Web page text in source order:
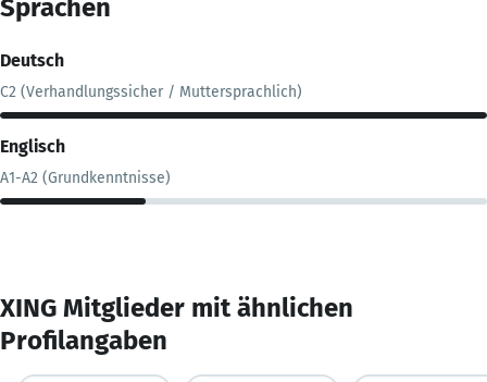
Sprachen
Deutsch
C2 (Verhandlungssicher / Muttersprachlich)
Englisch
A1-A2 (Grundkenntnisse)
XING Mitglieder mit ähnlichen
Profilangaben